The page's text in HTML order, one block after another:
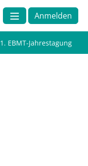
Anmelden
EBMT-Jahrestagung